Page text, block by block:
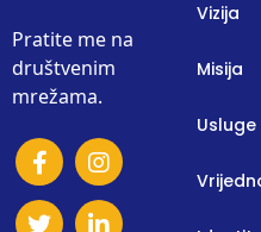
Pratite me na
društvenim
mrežama.
Vizija
Misija
Usluge